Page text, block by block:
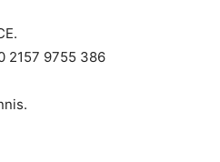
2157 9755 386